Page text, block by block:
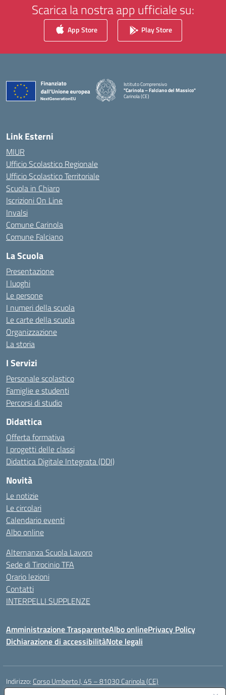
Scarica la nostra app ufficiale su:
App Store Play Store
Istituto Comprensivo
"Carinola – Falciano del Massico"
Carinola (CE)
Link Esterni
MIUR
Ufficio Scolastico Regionale
Ufficio Scolastico Territoriale
Scuola in Chiaro
Iscrizioni On Line
Invalsi
Comune Carinola
Comune Falciano
La Scuola
Presentazione
I luoghi
Le persone
I numeri della scuola
Le carte della scuola
Organizzazione
La storia
I Servizi
Personale scolastico
Famiglie e studenti
Percorsi di studio
Didattica
Offerta formativa
I progetti delle classi
Didattica Digitale Integrata (DDI)
Novità
Le notizie
Le circolari
Calendario eventi
Albo online
Alternanza Scuola Lavoro
Sede di Tirocinio TFA
Orario lezioni
Contatti
INTERPELLI SUPPLENZE
Amministrazione TrasparenteAlbo onlinePrivacy Policy
Dichiarazione di accessibilitàNote legali
Indirizzo: Corso Umberto I, 45 – 81030 Carinola (CE)
Centralino: